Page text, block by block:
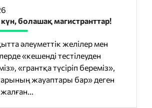
болашақ магистранттар!
әлеуметтік желілер мен
«кешенді тестілеуден
«грантқа түсіріп береміз»,
жауаптары бар» деген